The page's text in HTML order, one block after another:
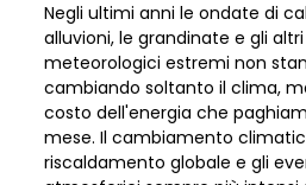
Negli ultimi anni le ondate di
alluvioni, le grandinate e gli
meteorologici estremi non
cambiando soltanto il clima,
costo dell'energia che
mese. Il cambiamento
riscaldamento globale e gli